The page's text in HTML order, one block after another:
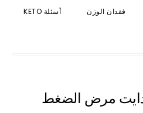
فقدان الوزن أسئلة KETO
دايت مرض الضغط